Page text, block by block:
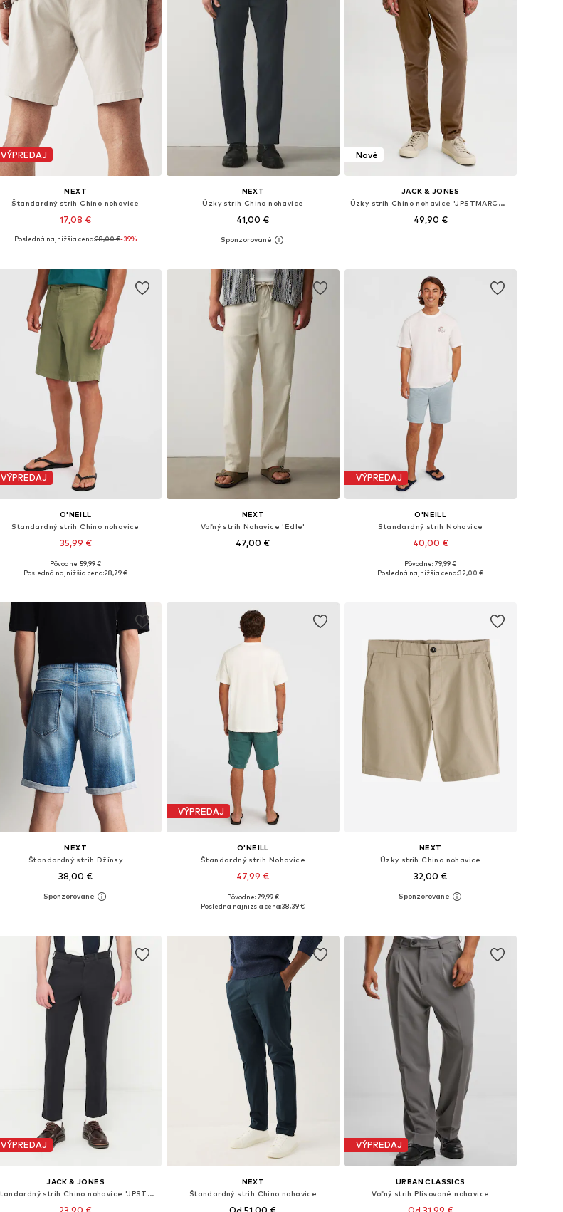
VÝPREDAJ
NEXT
Štandardný strih Chino nohavice
17,08 €
Dostupné veľkosti: 60 x Normálna
Posledná najnižšia cena:28,00 €-39%
NEXT
Úzky strih Chino nohavice
41,00 €
+ 5
Dostupné v mnohých veľkostiach
Nové
JACK & JONES
Úzky strih Chino nohavice 'JPSTMARCO ADAM'
49,90 €
VÝPREDAJ
O'NEILL
Štandardný strih Chino nohavice
35,99 €
Dostupné v mnohých veľkostiach
Pôvodne: 59,99 €
Posledná najnižšia cena:28,79 €
NEXT
Voľný strih Nohavice 'Edle'
47,00 €
VÝPREDAJ
O'NEILL
Štandardný strih Nohavice
40,00 €
Dostupné v mnohých veľkostiach
Pôvodne: 79,99 €
Posledná najnižšia cena:32,00 €
NEXT
Štandardný strih Džínsy
38,00 €
+ 1
Dostupné v mnohých veľkostiach
VÝPREDAJ
O'NEILL
Štandardný strih Nohavice
47,99 €
Dostupné v mnohých veľkostiach
Pôvodne: 79,99 €
Posledná najnižšia cena:38,39 €
NEXT
Úzky strih Chino nohavice
32,00 €
+14
Dostupné v mnohých veľkostiach
VÝPREDAJ
JACK & JONES
Štandardný strih Chino nohavice 'JPSTOLLIE DYLAN'
NEXT
Štandardný strih Chino nohavice
VÝPREDAJ
URBAN CLASSICS
Voľný strih Plisované nohavice